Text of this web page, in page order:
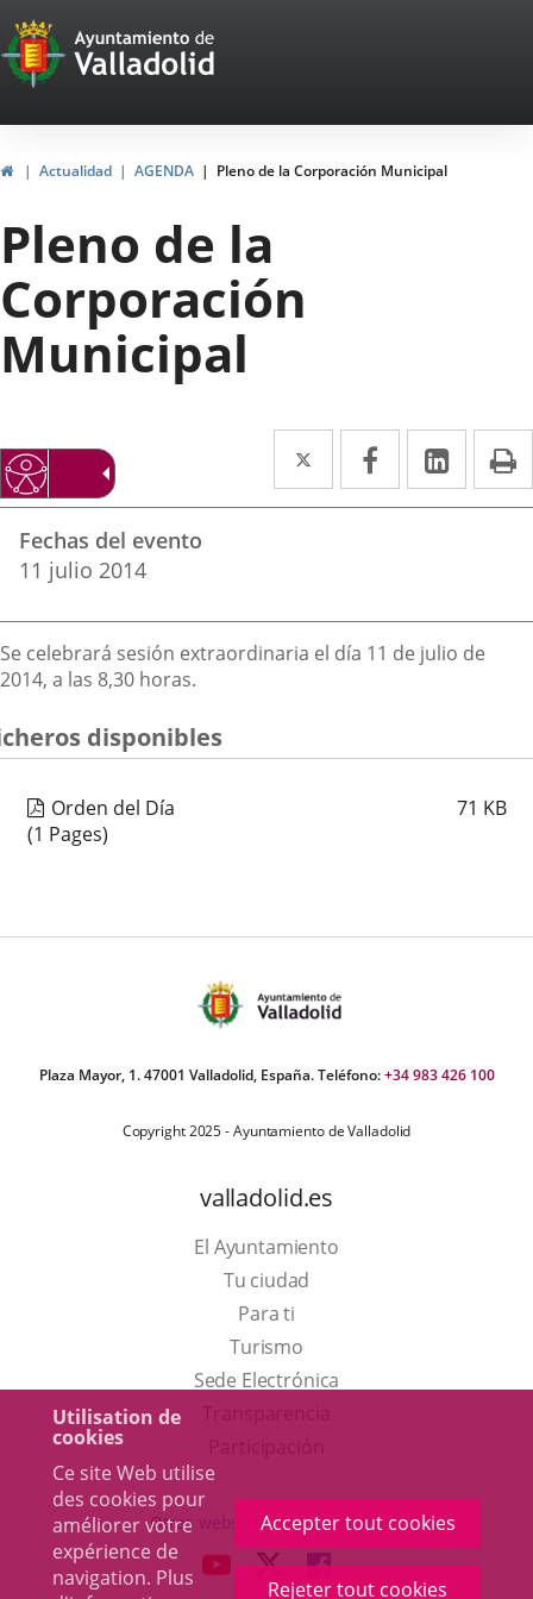
Utilisation de
cookies
Ce site Web utilise
des cookies pour
améliorer votre
expérience de
navigation. Plus
Accepter tout cookies
Rejeter tout cookies
Portal
Web
del
Ayuntamiento
de
Valladolid
InicioActualidad AGENDA Pleno de la Corporación Municipal
Pleno de la
Corporación
Municipal
Twitter
Enlace
a
externa.
Facebook
Enlace
a
externa.
Enlace
a
del
evento
Fechas del evento
11 julio 2014
Descripción
Se celebrará sesión extraordinaria el día 11 de julio de
2014, a las 8,30 horas.
disponibles
Orden del Día 71 KB
(1 Pages)
Plaza Mayor, 1. 47001 Valladolid, España. Teléfono:+34 983 426 100
Copyright 2025 - Ayuntamiento de Valladolid
valladolid.es
El Ayuntamiento
Tu ciudad
Para ti
TurismoEste
enlace
una
ventana
nueva.
Sede Electrónica
externa.
Otras webs del ayuntamiento
ENLACEENLACE
A
ENLACE
A